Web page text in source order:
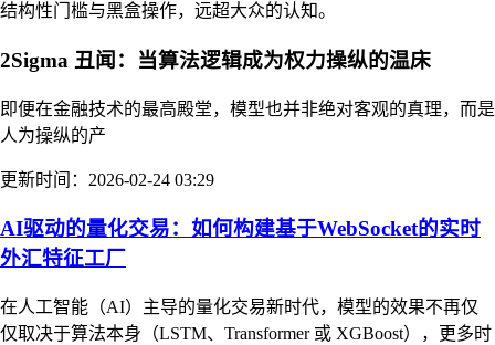
结构性门槛与黑盒操作，远超大众的认知。
2Sigma 丑闻：当算法逻辑成为权力操纵的温床
即便在金融技术的最高殿堂，模型也并非绝对客观的真理，而是
人为操纵的产
更新时间：2026-02-24 03:29
AI驱动的量化交易：如何构建基于WebSocket的实时
外汇特征工厂
在人工智能（AI）主导的量化交易新时代，模型的效果不再仅
仅取决于算法本身（LSTM、Transformer 或 XGBoost），更多时